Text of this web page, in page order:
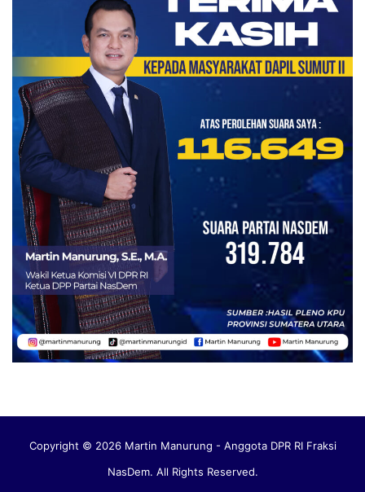
Copyright © 2026 Martin Manurung - Anggota DPR RI Fraksi
NasDem. All Rights Reserved.